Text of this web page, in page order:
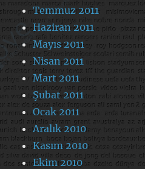
Temmuz 2011
Haziran 2011
Mayıs 2011
Nisan 2011
Mart 2011
Şubat 2011
Ocak 2011
Aralık 2010
Kasım 2010
Ekim 2010